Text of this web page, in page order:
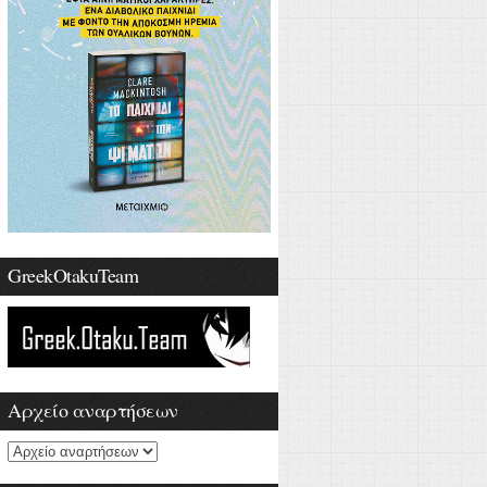
GreekOtakuTeam
Αρχείο αναρτήσεων